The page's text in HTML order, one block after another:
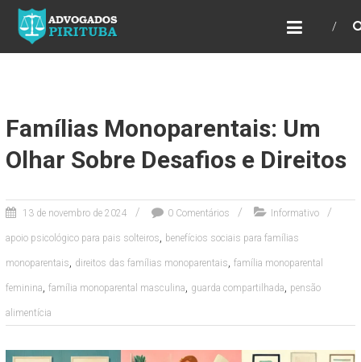
ADVOGADOS PIRITUBA
Precisando de advogado? Entre em contato!
Fazemos toda a assessoria que você
Famílias Monoparentais: Um
Olhar Sobre Desafios e Direitos
13 de novembro de 2024 0 Comentários Informativo
apoio psicológico para pais solteiros, benefícios sociais para famílias
monoparentais, direitos das famílias monoparentais, família monoparental
feminina, família monoparental masculina, guarda compartilhada, pensão
alimentícia